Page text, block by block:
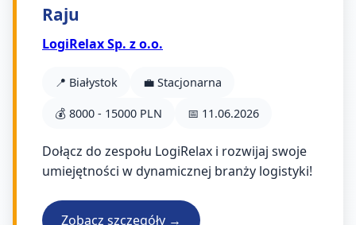
Raju
LogiRelax Sp. z o.o.
📍 Białystok 💼 Stacjonarna
💰 8000 - 15000 PLN 📅 11.06.2026
Dołącz do zespołu LogiRelax i rozwijaj swoje
umiejętności w dynamicznej branży logistyki!
Zobacz szczegóły →